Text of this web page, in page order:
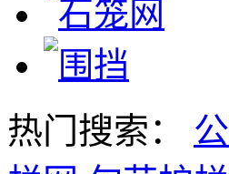
热门搜索：